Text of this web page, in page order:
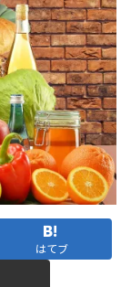
はてブ